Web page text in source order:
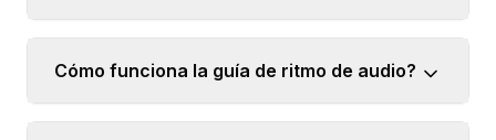
Cómo funciona la guía de ritmo de audio?